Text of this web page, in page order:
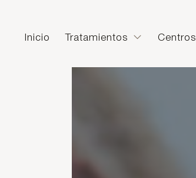
Inicio Tratamientos Centros